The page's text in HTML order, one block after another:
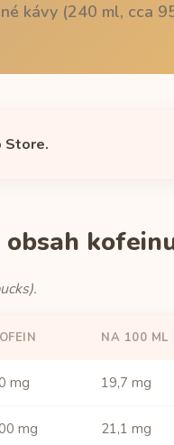
kávy (240 ml, cca
Store.
NA 100 ML
mg 19,7 mg
mg 21,1 mg